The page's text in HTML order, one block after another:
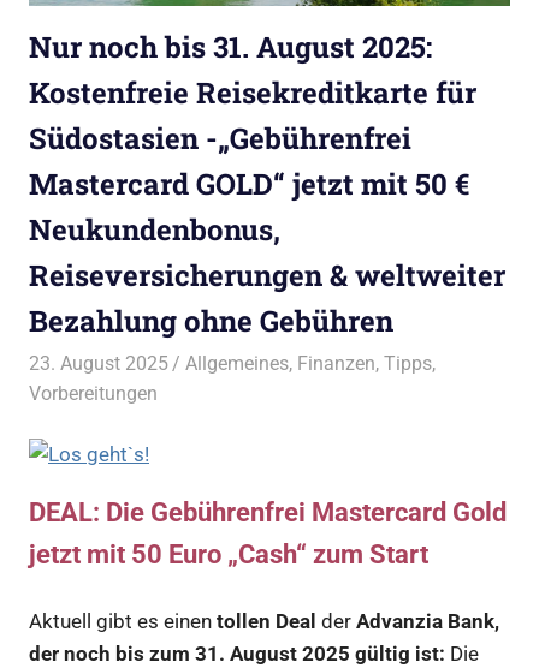
Nur noch bis 31. August 2025:
Kostenfreie Reisekreditkarte für
Südostasien -„Gebührenfrei
Mastercard GOLD“ jetzt mit 50 €
Neukundenbonus,
Reiseversicherungen & weltweiter
Bezahlung ohne Gebühren
23. August 2025 Bruno Müller
Allgemeines, Finanzen,Tipps,
Vorbereitungen
DEAL: Die Gebührenfrei Mastercard Gold
jetzt mit 50 Euro „Cash“ zum Start
Aktuell gibt es einen tollen Deal der Advanzia Bank,
der noch bis zum 31. August 2025 gültig ist: Die